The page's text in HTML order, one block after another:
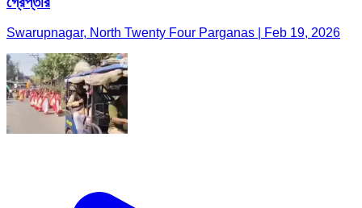
Swarupnagar, North Twenty Four Parganas | Feb 19, 2026